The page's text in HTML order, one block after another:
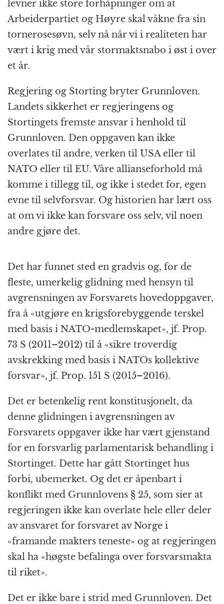
levner ikke store forhåpninger om at
Arbeider­partiet og Høyre skal våkne fra sin
tornerose­søvn, selv nå når vi i realiteten har
vært i krig med vår stormakts­nabo i øst i over
et år.
Regjering og Storting bryter Grunnloven.
Landets sikkerhet er regjeringens og
Stortingets fremste ansvar i henhold til
Grunnloven. Den oppgaven kan ikke
overlates til andre, verken til USA eller til
NATO eller til EU. Våre allianse­forhold må
komme i tillegg til, og ikke i stedet for, egen
evne til selvforsvar. Og historien har lært oss
at om vi ikke kan forsvare oss selv, vil noen
andre gjøre det.
Det har funnet sted en gradvis og, for de
fleste, umerkelig glidning med hensyn til
avgrensningen av Forsvarets hoved­oppgaver,
fra å «utgjøre en krigs­forebyggende terskel
med basis i NATO-medlem­skapet», jf. Prop.
73 S (2011–2012) til å «sikre troverdig
avskrekking med basis i NATOs kollektive
forsvar», jf. Prop. 151 S (2015–2016).
Det er betenkelig rent konstitusjonelt, da
denne glidningen i avgrensningen av
Forsvarets oppgaver ikke har vært gjenstand
for en forsvarlig parlamentarisk behandling i
Stortinget. Dette har gått Stortinget hus
forbi, ubemerket. Og det er åpenbart i
konflikt med Grunnlovens § 25, som sier at
regjeringen ikke kan overlate hele eller deler
av ansvaret for forsvaret av Norge i
«framande makters teneste» og at regjeringen
skal ha «høgste befalinga over forsvars­makta
til riket».
Det er ikke bare i strid med Grunnloven. Det